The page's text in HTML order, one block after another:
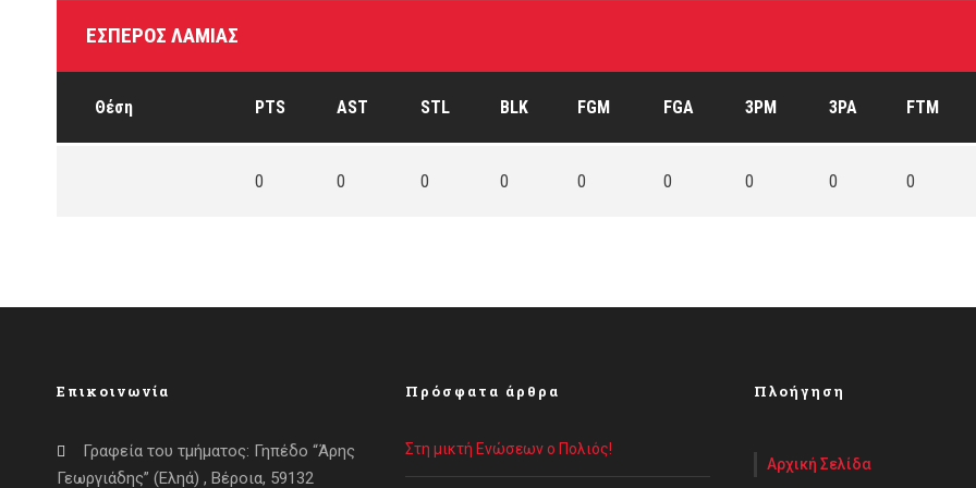
ΈΣΠΕΡΟΣ ΛΑΜΊΑΣ
Θέση PTS AST STL BLK FGM FGA 3PM 3PA FTM
0 0 0 0 0 0 0 0 0
Επικοινωνία
Γραφεία του τμήματος: Γηπέδο “Άρης
Γεωργιάδης” (Εληά) , Βέροια, 59132
Πρόσφατα άρθρα
Στη μικτή Ενώσεων ο Πολιός!
Πλοήγηση
Αρχική Σελίδα